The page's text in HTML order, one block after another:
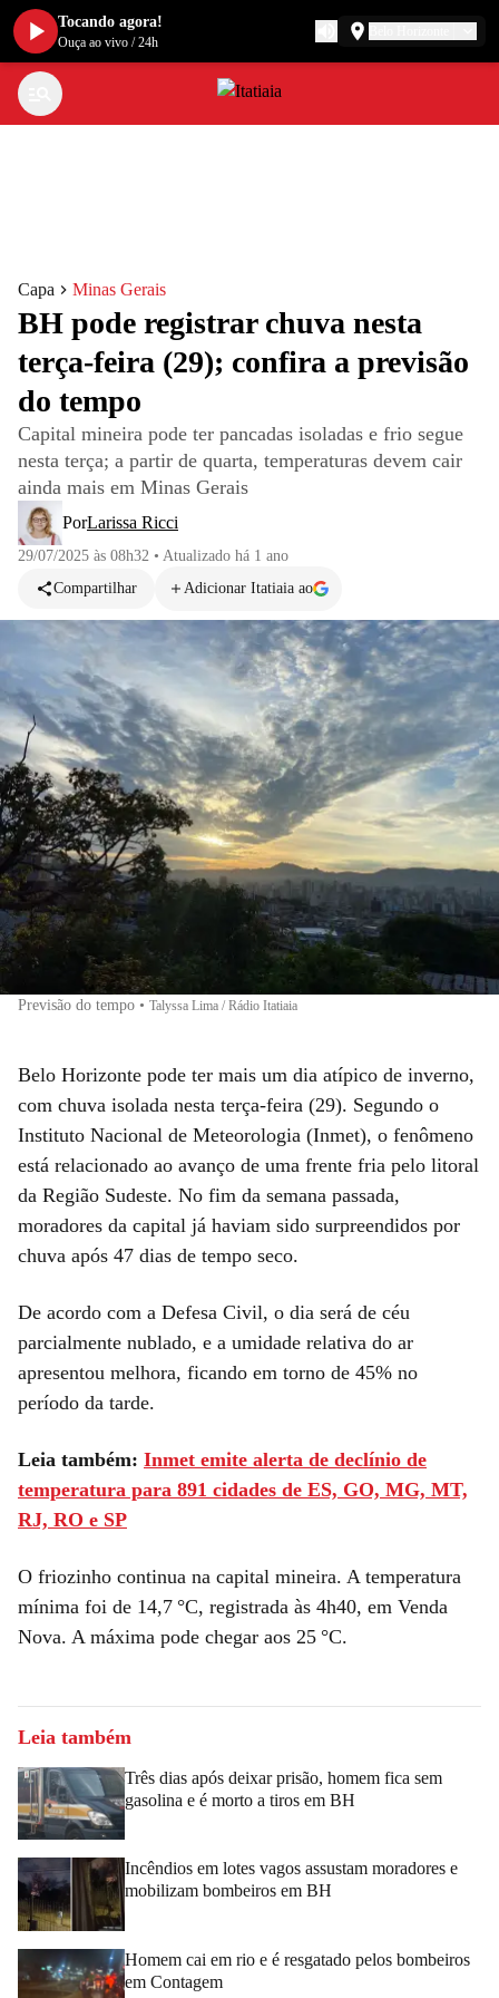
Capa Minas Gerais
BH pode registrar chuva nesta
terça-feira (29); confira a previsão
do tempo
Capital mineira pode ter pancadas isoladas e frio segue
nesta terça; a partir de quarta, temperaturas devem cair
ainda mais em Minas Gerais
PorLarissa Ricci
29/07/2025 às 08h32 • Atualizado há 1 ano
Compartilhar
Adicionar Itatiaia ao
Previsão do tempo • Talyssa Lima / Rádio Itatiaia
Belo Horizonte pode ter mais um dia atípico de inverno,
com chuva isolada nesta terça-feira (29). Segundo o
Instituto Nacional de Meteorologia (Inmet), o fenômeno
está relacionado ao avanço de uma frente fria pelo litoral
da Região Sudeste. No fim da semana passada,
moradores da capital já haviam sido surpreendidos por
chuva após 47 dias de tempo seco.
De acordo com a Defesa Civil, o dia será de céu
parcialmente nublado, e a umidade relativa do ar
apresentou melhora, ficando em torno de 45% no
período da tarde.
Leia também: Inmet emite alerta de declínio de
temperatura para 891 cidades de ES, GO, MG, MT,
RJ, RO e SP
O friozinho continua na capital mineira. A temperatura
mínima foi de 14,7 °C, registrada às 4h40, em Venda
Nova. A máxima pode chegar aos 25 °C.
Leia também
Três dias após deixar prisão, homem fica sem
gasolina e é morto a tiros em BH
Incêndios em lotes vagos assustam moradores e
mobilizam bombeiros em BH
Homem cai em rio e é resgatado pelos bombeiros
em Contagem
Tocando agora!
Ouça ao vivo /24h